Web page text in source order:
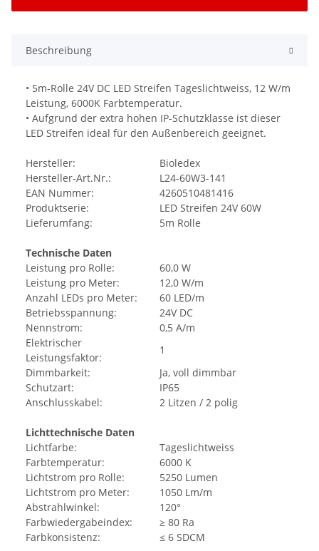
Beschreibung
• 5m-Rolle 24V DC LED Streifen Tageslichtweiss, 12 W/m
Leistung, 6000K Farbtemperatur.
• Aufgrund der extra hohen IP-Schutzklasse ist dieser
LED Streifen ideal für den Außenbereich geeignet.
Hersteller:
Bioledex
Hersteller-Art.Nr.:
L24-60W3-141
EAN Nummer:
4260510481416
Produktserie:
LED Streifen 24V 60W
Lieferumfang:
5m Rolle
Technische Daten
Leistung pro Rolle:
60,0 W
Leistung pro Meter:
12,0 W/m
Anzahl LEDs pro Meter:
60 LED/m
Betriebsspannung:
24V DC
Nennstrom:
0,5 A/m
Elektrischer
Leistungsfaktor:
1
Dimmbarkeit:
Ja, voll dimmbar
Schutzart:
IP65
Anschlusskabel:
2 Litzen / 2 polig
Lichttechnische Daten
Lichtfarbe:
Tageslichtweiss
Farbtemperatur:
6000 K
Lichtstrom pro Rolle:
5250 Lumen
Lichtstrom pro Meter:
1050 Lm/m
Abstrahlwinkel:
120°
Farbwiedergabeindex:
≥ 80 Ra
Farbkonsistenz:
≤ 6 SDCM